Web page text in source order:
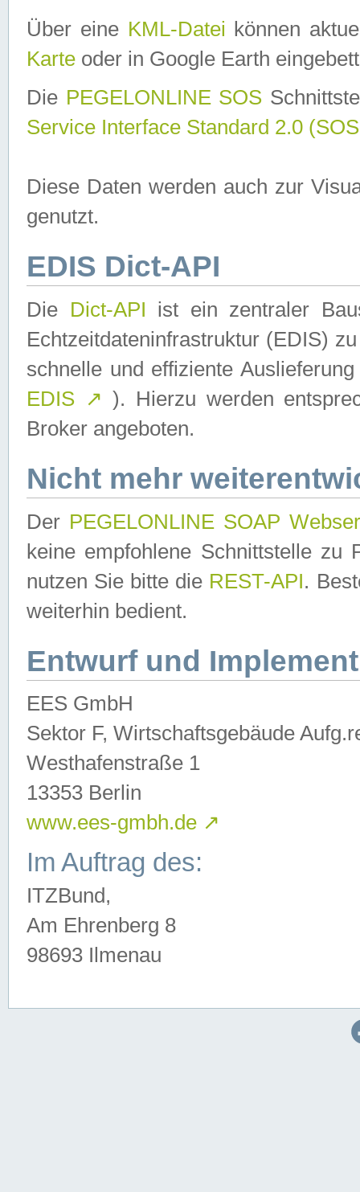
Über eine KML-Datei können
Karte oder in Google Earth
Die PEGELONLINE SOS
Service Interface Standard 2.0
Diese Daten werden auch zur
genutzt.
EDIS Dict-API
Die Dict-API ist ein zentraler
Echtzeitdateninfrastruktur (EDIS)
schnelle und effiziente
EDIS ↗ ). Hierzu werden
Broker angeboten.
Nicht mehr
Der PEGELONLINE SOAP
keine empfohlene Schnittstelle zu
nutzen Sie bitte die REST-API.
weiterhin bedient.
Entwurf und
EES GmbH
Sektor F, Wirtschaftsgebäude
Westhafenstraße 1
13353 Berlin
www.ees-gmbh.de ↗
Im Auftrag des:
ITZBund,
Am Ehrenberg 8
98693 Ilmenau